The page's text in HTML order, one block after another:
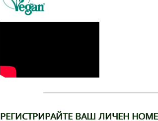
РЕГИСТРИРАЙТЕ ВАШ ЛИЧЕН